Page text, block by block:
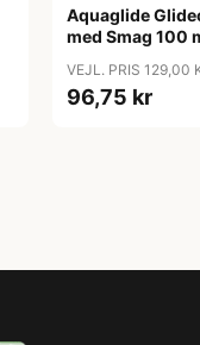
Aquaglide
med Smag 100
VEJL. PRIS 129,00
96,75 kr